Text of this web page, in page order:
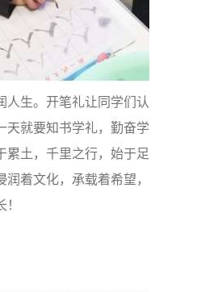
人生。开笔礼让同学们认
天就要知书学礼，勤奋学
累土，千里之行，始于足
着文化，承载着希望，